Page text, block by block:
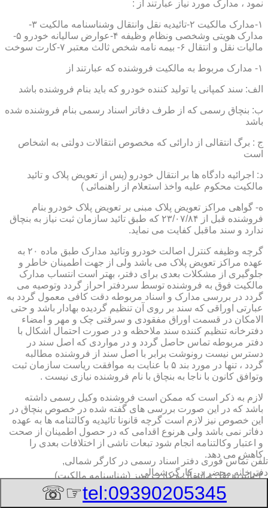
نمود ، مدارک مورد نیاز عبارتند از :
۱-مدارک مالکیت ۲-تائیدیه نقل وانتقال وشناسنامه مالکیت ۳-
مدارک هویتی وشخصی ونظام وظیفه ۴-عوارض سالیانه خودرو ۵-
مالیات نقل و انتقال ۶- بیمه نامه شخص ثالث معتبر ۷-کارت سوخت
۱- مدارک مربوط به مالکیت فروشنده که عبارتند از
الف: سند کمپانی یا تولید کننده خودرو که باید بنام فروشنده باشد
ب: بنچاق رسمی که از طرف دفاتر اسناد رسمی بنام فروشنده شده
باشد
ج : برگ انتقالی از دارائی که مخصوص انتقالات دولتی به اشخاص
است
د: اجرائیه دادگاه ها بر انتقال خودرو (پس از تعویض پلاک و تائید
مالکیت محکوم علیه واخذ استعلام از راهنمائی )
ه- گواهی مراکز تعویض پلاک مبنی بر تعویض پلاک خودرو بنام
فروشنده قبل از ۲۳/۰۷/۸۴ که طبق تائید سازمان ثبت نیاز به بنچاق
ندارد و سند ماقبل کفایت می نماید.
گرچه وظیفه کنترل اصالت خودرو وتائید مدارک طبق ماده ۲۰ به
عهده مراکز تعویض پلاک می باشد ولی از جهت اطمینان خاطر و
جلوگیری از مشکلات بعدی برای دفتر، بهتر است انتساب مدارک
مالکیت فوق به فروشنده توسط سردفتر احراز گردد وتوصیه می
گردد در بررسی مدارک و اسناد مربوطه دقت کافی معمول گردد به
عبارتی اوراقی که سند بر روی آن تنظیم گردیده بهادار باشد و حتی
الامکان در قسمت اوراق مفقودی و سرقتی چک و مهر و امضاء
دفترخانه تنظیم کننده سند ملاحظه و در صورت احتمال اشکال با
دفتر مربوطه تماس حاصل گردد و در مواردی که اصل سند در
دسترس نیست رونوشت برابر با اصل سند از فروشنده مطالبه
گردد ، تنها در مورد بند ۵ با عنایت به موافقت ریاست سازمان ثبت
وتوافق کانون با ناجا به بنچاق با نام فروشنده نیازی نیست .
لازم به ذکر است که ممکن است فروشنده وکیل رسمی داشته
باشد که در این صورت بررسی های گفته شده در خصوص بنچاق در
این خصوص نیز لازم است گرچه قانونا تائیدیه وکالتنامه ها به عهده
دفاتر نمی باشد ولی هرنوع اقدامی که در حصول اطمینان از صحت
و اعتبار وکالتنامه انجام شود تبعات ناشی از اختلافات بعدی را
کاهش می دهد.
۲-تائیدیه نقل و انتقال و کارت سبز (شناسنامه مالکیت)
برگ تائیدیه نقل و انتقال صادره از مراکز تعویض پلاک حاوی
تلفن تماس فوری دفتر اسناد رسمی در کارگر شمالی,
دفترخانه,محضر در کارگر شمالی
tel:09390205345
☞☏